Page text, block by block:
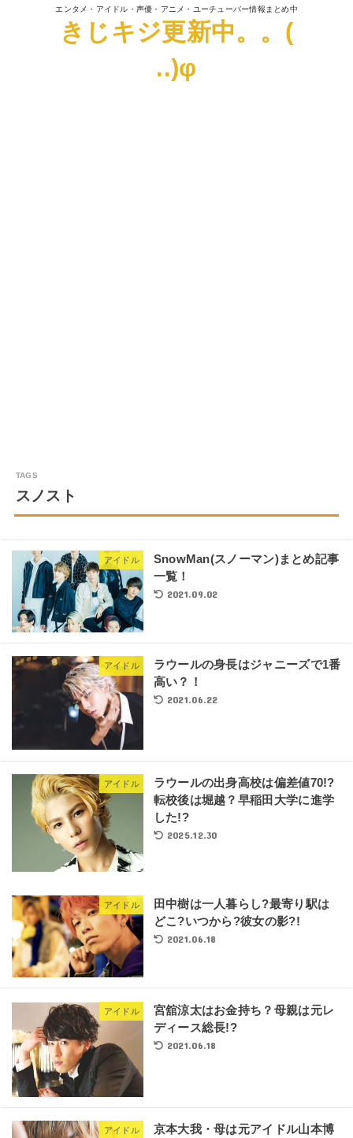
エンタメ・アイドル・声優・アニメ・ユーチューバー情報まとめ中
きじキジ更新中。。(
..)φ
スノスト
アイドル
SnowMan(スノーマン)まとめ記事
一覧！
2021.09.02
アイドル
ラウールの身長はジャニーズで1番
高い？！
2021.06.22
アイドル
ラウールの出身高校は偏差値70!?
転校後は堀越？早稲田大学に進学
した!?
2025.12.30
アイドル
田中樹は一人暮らし?最寄り駅は
どこ?いつから?彼女の影?!
2021.06.18
アイドル
宮舘涼太はお金持ち？母親は元レ
ディース総長!?
2021.06.18
アイドル
京本大我・母は元アイドル山本博